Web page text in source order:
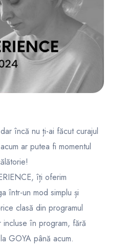
încă nu ți-ai făcut curajul
ar putea fi momentul
îți oferim
într-un mod simplu și
clasă din programul
în program, fără
GOYA până acum.